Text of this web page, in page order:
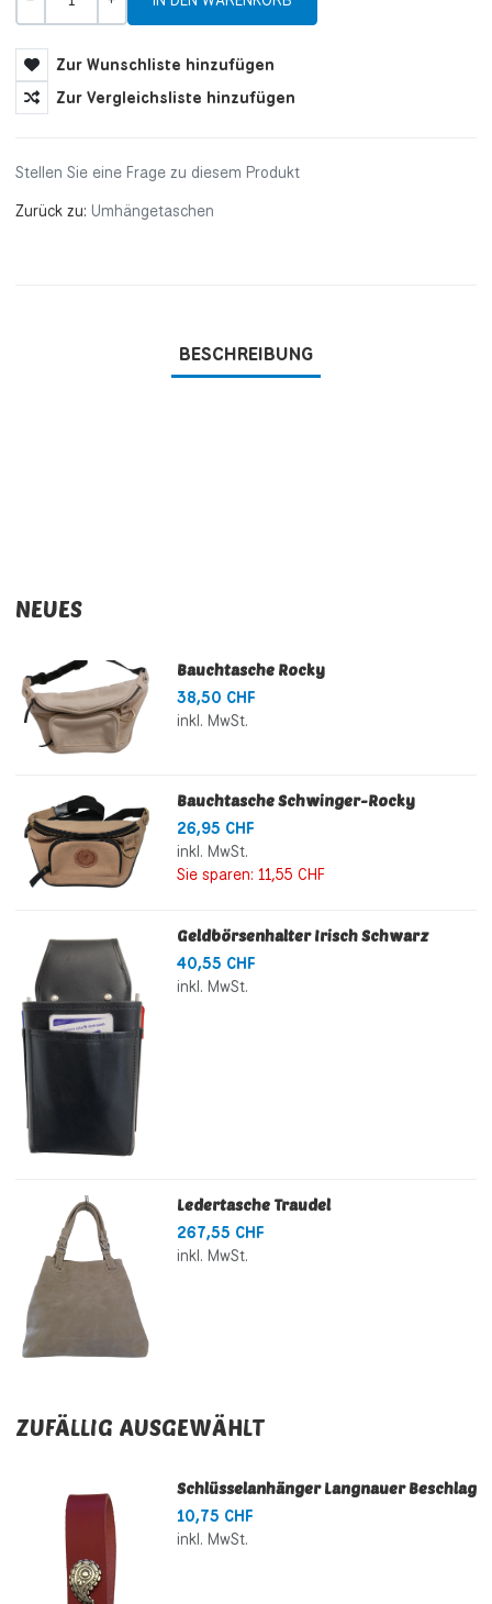
Zur Wunschliste hinzufügen
Zur Vergleichsliste hinzufügen
Stellen Sie eine Frage zu diesem Produkt
Zurück zu: Umhängetaschen
BESCHREIBUNG
NEUES
Bauchtasche Rocky
38,50 CHF
inkl. MwSt.
Bauchtasche Schwinger-Rocky
26,95 CHF
inkl. MwSt.
Sie sparen: 11,55 CHF
Geldbörsenhalter Irisch Schwarz
40,55 CHF
inkl. MwSt.
Ledertasche Traudel
267,55 CHF
inkl. MwSt.
ZUFÄLLIG AUSGEWÄHLT
Schlüsselanhänger Langnauer Beschlag
10,75 CHF
inkl. MwSt.